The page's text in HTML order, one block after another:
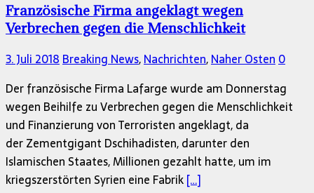
Französische Firma angeklagt wegen
Verbrechen gegen die Menschlichkeit
3. Juli 2018 Breaking News,Nachrichten,Naher Osten 0
Der französische Firma Lafarge wurde am Donnerstag
wegen Beihilfe zu Verbrechen gegen die Menschlichkeit
und Finanzierung von Terroristen angeklagt, da
der Zementgigant Dschihadisten, darunter den
Islamischen Staates, Millionen gezahlt hatte, um im
kriegszerstörten Syrien eine Fabrik[…]